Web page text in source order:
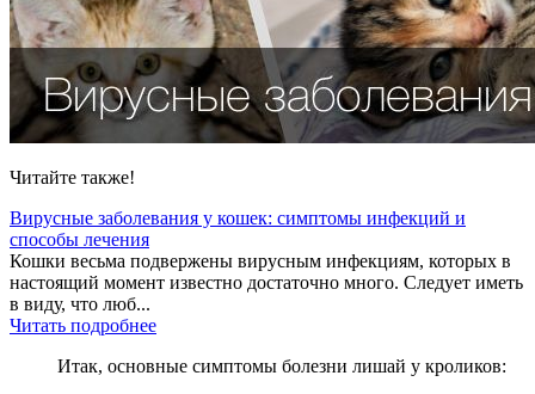
Читайте также!
Вирусные заболевания у кошек: симптомы инфекций и
способы лечения
Кошки весьма подвержены вирусным инфекциям, которых в
настоящий момент известно достаточно много. Следует иметь
в виду, что люб...
Читать подробнее
Итак, основные симптомы болезни лишай у кроликов: